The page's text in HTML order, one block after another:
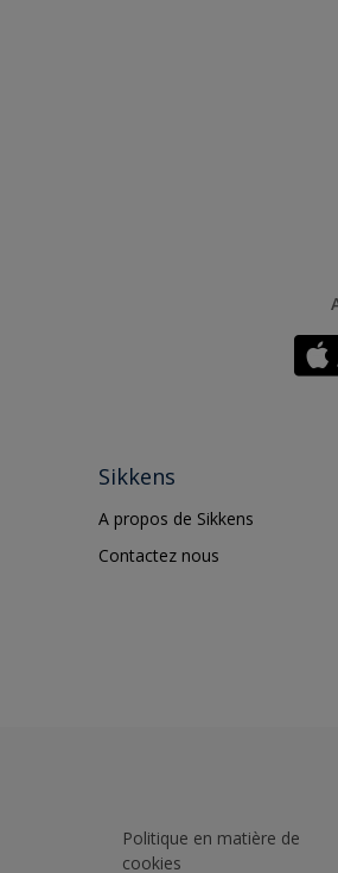
Sikkens
A propos de Sikkens
Contactez nous
Politique en matière de
cookies